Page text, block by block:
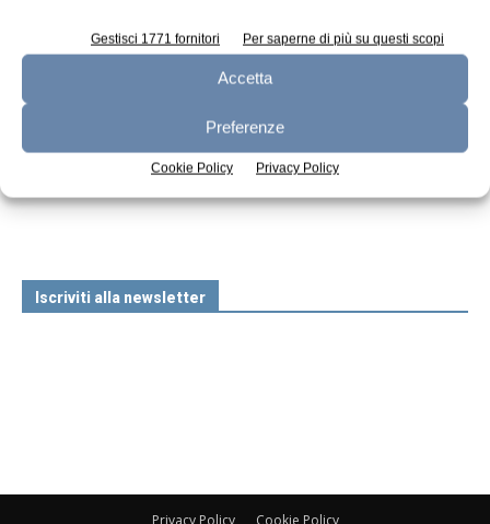
Gestisci 1771 fornitori Per saperne di più su questi scopi
Accetta
Preferenze
Cookie Policy Privacy Policy
n.6 - Giugno 2026
Iscriviti alla newsletter